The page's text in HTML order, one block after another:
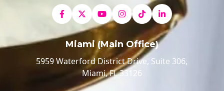
Miami (Main Office)
5959 Waterford District Drive, Suite 306,
Miami, FL 33126